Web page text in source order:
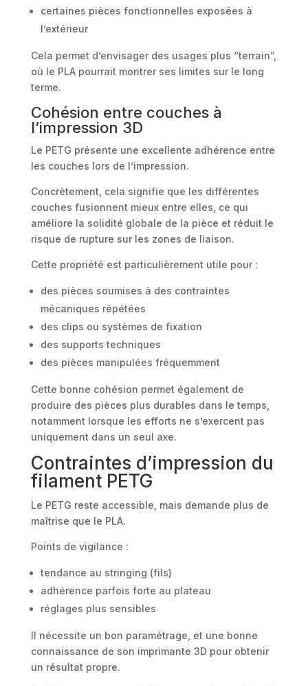
certaines pièces fonctionnelles exposées à
l’extérieur
Cela permet d’envisager des usages plus “terrain”,
où le PLA pourrait montrer ses limites sur le long
terme.
Cohésion entre couches à
l’impression 3D
Le PETG présente une excellente adhérence entre
les couches lors de l’impression.
Concrètement, cela signifie que les différentes
couches fusionnent mieux entre elles, ce qui
améliore la solidité globale de la pièce et réduit le
risque de rupture sur les zones de liaison.
Cette propriété est particulièrement utile pour :
des pièces soumises à des contraintes
mécaniques répétées
des clips ou systèmes de fixation
des supports techniques
des pièces manipulées fréquemment
Cette bonne cohésion permet également de
produire des pièces plus durables dans le temps,
notamment lorsque les efforts ne s’exercent pas
uniquement dans un seul axe.
Contraintes d’impression du
filament PETG
Le PETG reste accessible, mais demande plus de
maîtrise que le PLA.
Points de vigilance :
tendance au stringing (fils)
adhérence parfois forte au plateau
réglages plus sensibles
Il nécessite un bon paramétrage, et une bonne
connaissance de son imprimante 3D pour obtenir
un résultat propre.